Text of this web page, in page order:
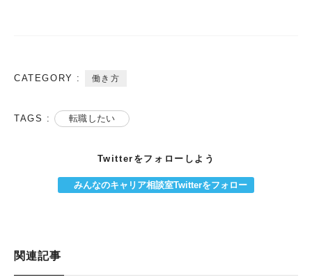
CATEGORY : 働き方
TAGS : 転職したい
Twitterをフォローしよう
みんなのキャリア相談室Twitterをフォロー
関連記事